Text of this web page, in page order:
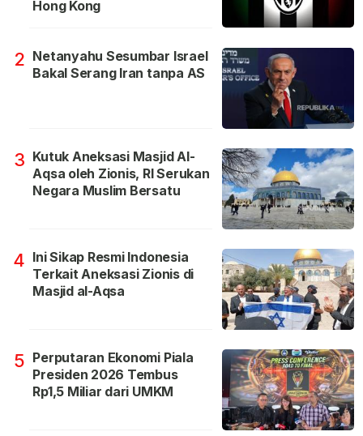
Hong Kong
2 Netanyahu Sesumbar Israel
Bakal Serang Iran tanpa AS
3 Kutuk Aneksasi Masjid Al-
Aqsa oleh Zionis, RI Serukan
Negara Muslim Bersatu
4 Ini Sikap Resmi Indonesia
Terkait Aneksasi Zionis di
Masjid al-Aqsa
5 Perputaran Ekonomi Piala
Presiden 2026 Tembus
Rp1,5 Miliar dari UMKM